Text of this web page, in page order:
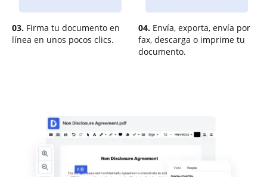
03. Firma tu documento en
línea en unos pocos clics.
04. Envía, exporta, envía por
fax, descarga o imprime tu
documento.